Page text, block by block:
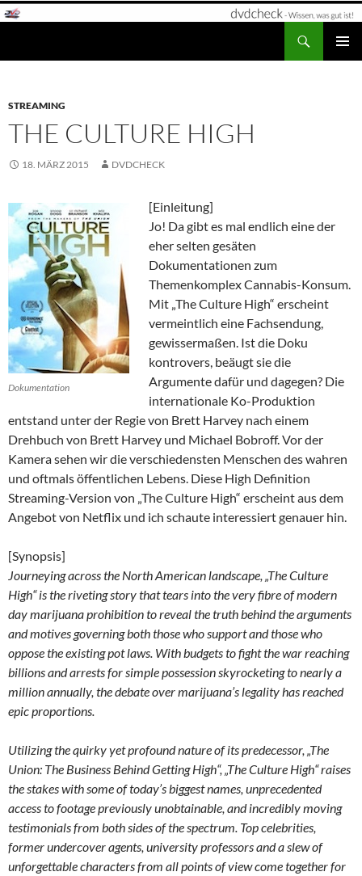
Zum
STREAMING
THE CULTURE HIGH
18. MÄRZ 2015 DVDCHECK
Dokumentation
[Einleitung]
Jo! Da gibt es mal endlich eine der
eher selten gesäten
Dokumentationen zum
Themenkomplex Cannabis-Konsum.
Mit „The Culture High“ erscheint
vermeintlich eine Fachsendung,
gewissermaßen. Ist die Doku
kontrovers, beäugt sie die
Argumente dafür und dagegen? Die
internationale Ko-Produktion
entstand unter der Regie von Brett Harvey nach einem
Drehbuch von Brett Harvey und Michael Bobroff. Vor der
Kamera sehen wir die verschiedensten Menschen des wahren
und oftmals öffentlichen Lebens. Diese High Definition
Streaming-Version von „The Culture High“ erscheint aus dem
Angebot von Netflix und ich schaute interessiert genauer hin.
[Synopsis]
Journeying across the North American landscape, „The Culture
High“ is the riveting story that tears into the very fibre of modern
day marijuana prohibition to reveal the truth behind the arguments
and motives governing both those who support and those who
oppose the existing pot laws. With budgets to fight the war reaching
billions and arrests for simple possession skyrocketing to nearly a
million annually, the debate over marijuana’s legality has reached
epic proportions.
Utilizing the quirky yet profound nature of its predecessor, „The
Union: The Business Behind Getting High“, „The Culture High“ raises
the stakes with some of today’s biggest names, unprecedented
access to footage previously unobtainable, and incredibly moving
testimonials from both sides of the spectrum. Top celebrities,
former undercover agents, university professors and a slew of
unforgettable characters from all points of view come together for